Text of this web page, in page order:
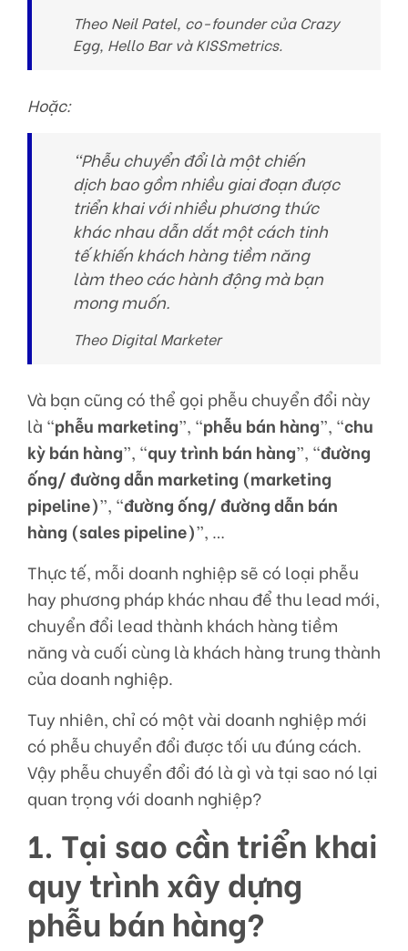
Theo Neil Patel, co-founder của Crazy
Egg, Hello Bar và KISSmetrics.
Hoặc:
“Phễu chuyển đổi là một chiến
dịch bao gồm nhiều giai đoạn được
triển khai với nhiều phương thức
khác nhau dẫn dắt một cách tinh
tế khiến khách hàng tiềm năng
làm theo các hành động mà bạn
mong muốn.
Theo Digital Marketer
Và bạn cũng có thể gọi phễu chuyển đổi này
là “phễu marketing”, “phễu bán hàng”, “chu
kỳ bán hàng”, “quy trình bán hàng”, “đường
ống/ đường dẫn marketing (marketing
pipeline)”, “đường ống/ đường dẫn bán
hàng (sales pipeline)”, …
Thực tế, mỗi doanh nghiệp sẽ có loại phễu
hay phương pháp khác nhau để thu lead mới,
chuyển đổi lead thành khách hàng tiềm
năng và cuối cùng là khách hàng trung thành
của doanh nghiệp.
Tuy nhiên, chỉ có một vài doanh nghiệp mới
có phễu chuyển đổi được tối ưu đúng cách.
Vậy phễu chuyển đổi đó là gì và tại sao nó lại
quan trọng với doanh nghiệp?
1. Tại sao cần triển khai
quy trình xây dựng
phễu bán hàng?